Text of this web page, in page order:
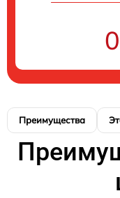
Преимущества